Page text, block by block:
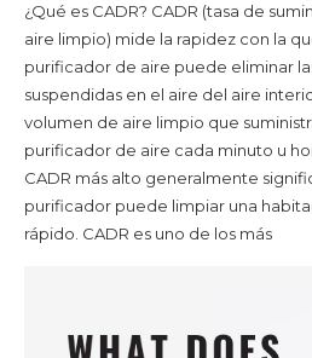
¿Qué es CADR? CADR (tasa de
aire limpio) mide la rapidez con la
purificador de aire puede eliminar
suspendidas en el aire del aire
volumen de aire limpio que
purificador de aire cada minuto u
CADR más alto generalmente
purificador puede limpiar una
rápido. CADR es uno de los más